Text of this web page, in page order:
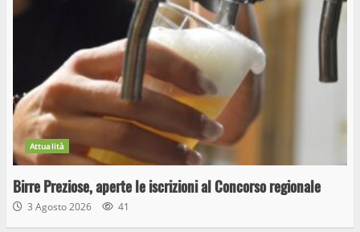
Attualità
Birre Preziose, aperte le iscrizioni al Concorso regionale
3 Agosto 2026 41